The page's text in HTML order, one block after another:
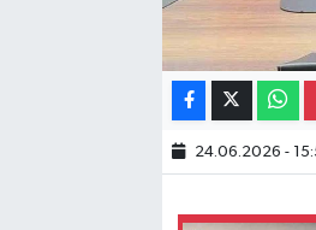
24.06.2026 -